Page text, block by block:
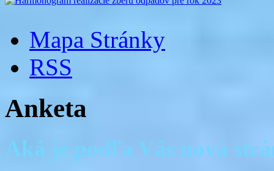
Mapa Stránky
RSS
Anketa
Aká je podľa Vás nová